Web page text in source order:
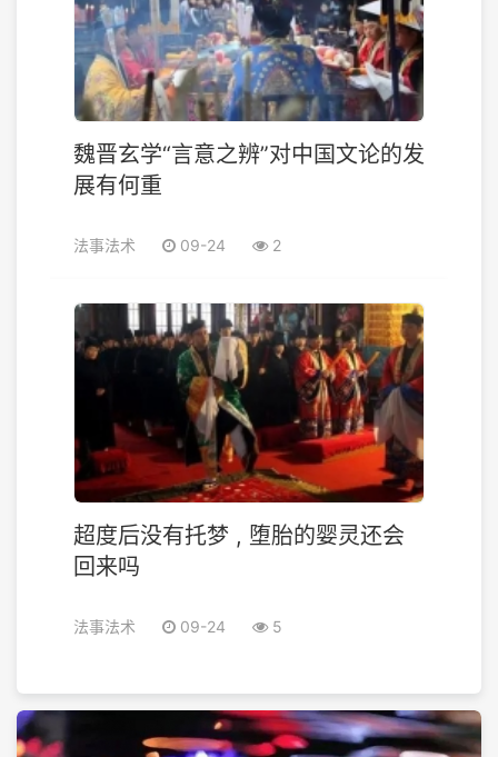
魏晋玄学“言意之辨”对中国文论的发
展有何重
法事法术 09-24 2
超度后没有托梦 , 堕胎的婴灵还会
回来吗
法事法术 09-24 5